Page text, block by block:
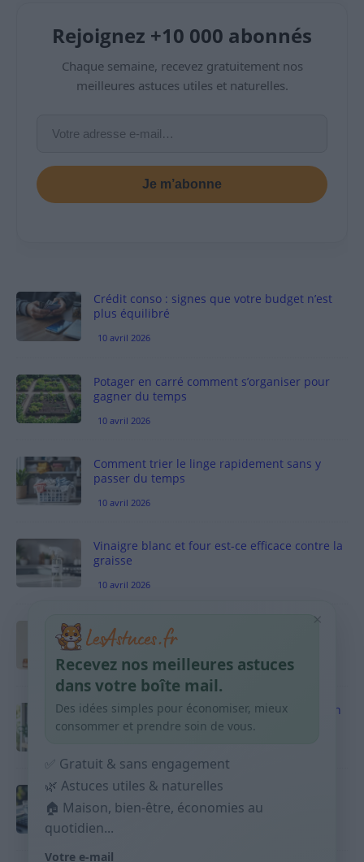
Rejoignez +10 000 abonnés
Chaque semaine, recevez gratuitement nos
meilleures astuces utiles et naturelles.
Je m’abonne
Crédit conso : signes que votre budget n’est
plus équilibré
10 avril 2026
Potager en carré comment s’organiser pour
gagner du temps
10 avril 2026
Comment trier le linge rapidement sans y
passer du temps
10 avril 2026
Vinaigre blanc et four est-ce efficace contre la
graisse
10 avril 2026
Taches pigmentaires : routine simple +
habitudes qui aident
9 avril 2026
Produits ménagers : comment économiser en
courses sans acheter 10 sprays
Budget mensuel : méthode rapide pour
répartir son salaire dès le jour de paie
9 avril 2026
×
Recevez nos meilleures astuces
dans votre boîte mail.
Des idées simples pour économiser, mieux
consommer et prendre soin de vous.
✅ Gratuit & sans engagement
🌿 Astuces utiles & naturelles
🏠 Maison, bien-être, économies au
quotidien...
Votre e-mail